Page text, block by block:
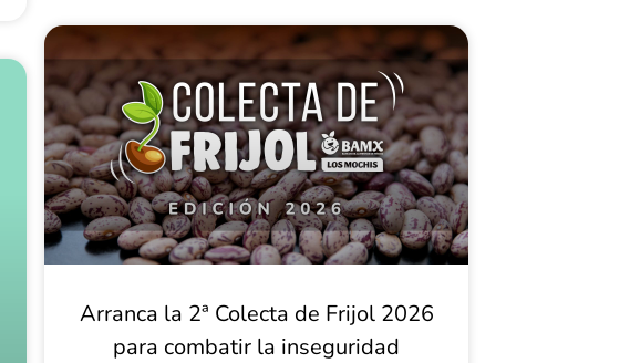
Arranca la 2ª Colecta de Frijol 2026
para combatir la inseguridad